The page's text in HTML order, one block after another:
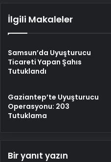
İlgili Makaleler
Samsun’da Uyuşturucu
Ticareti Yapan Şahıs
Tutuklandı
Gaziantep’te Uyuşturucu
Operasyonu: 203
Tutuklama
Bir yanıt yazın